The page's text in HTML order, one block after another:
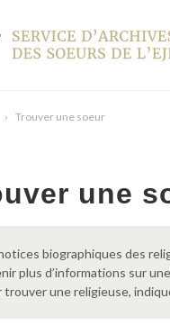
Trouver une soeur
une
biographiques des
plus d’informations sur
trouver une religieuse,